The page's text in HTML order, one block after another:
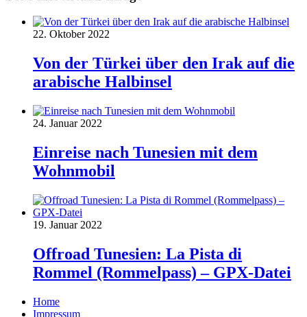
22. Oktober 2022
Von der Türkei über den Irak auf die
arabische Halbinsel
24. Januar 2022
Einreise nach Tunesien mit dem
Wohnmobil
19. Januar 2022
Offroad Tunesien: La Pista di
Rommel (Rommelpass) – GPX-Datei
Home
Impressum